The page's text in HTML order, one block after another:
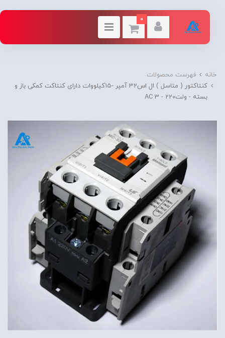
0
خانه
فهرست محصولات
کنتاکتور ( متاسل ) ال اس32 آمپر -15کیلووات دارای کنتاکت کمکی باز و
بسته - ولت220 - AC 3